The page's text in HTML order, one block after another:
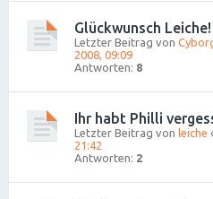
Glückwunsch Leiche!
Letzter Beitrag von
2008, 09:09
Antworten: 8
Ihr habt Philli
Letzter Beitrag von leiche
21:42
Antworten: 2